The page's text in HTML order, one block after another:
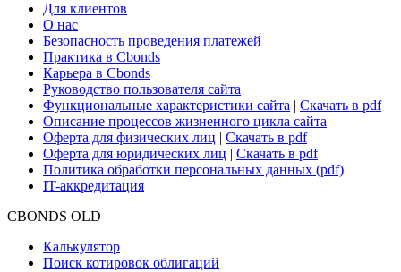
Для клиентов
О нас
Безопасность проведения платежей
Практика в Cbonds
Карьера в Cbonds
Руководство пользователя сайта
Функциональные характеристики сайта | Скачать в pdf
Описание процессов жизненного цикла сайта
Оферта для физических лиц | Скачать в pdf
Оферта для юридических лиц | Скачать в pdf
Политика обработки персональных данных (pdf)
IT-аккредитация
CBONDS OLD
Калькулятор
Поиск котировок облигаций